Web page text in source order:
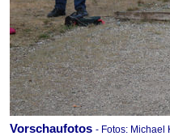
Vorschaufotos - Fotos: Michael